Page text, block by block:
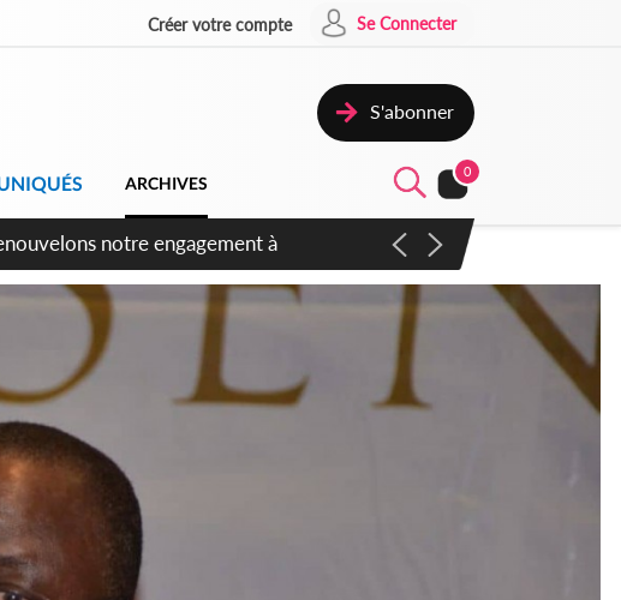
Créer votre compte Se Connecter
S'abonner
ARCHIVES
0
clés des amendements, un exclu